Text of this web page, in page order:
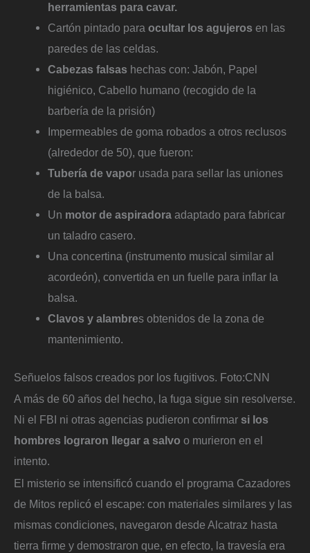
herramientas para cavar.
Cartón pintado paraocultar los agujeros en las
paredes de las celdas.
Cabezas falsas hechas con: Jabón, Papel
higiénico, Cabello humano (recogido de la
barbería de la prisión)
Impermeables de goma robados a otros reclusos
(alrededor de 50), que fueron:
Tubería de vapor usada para sellar las uniones
de la balsa.
Un motor de aspiradora adaptado para fabricar
un taladro casero.
Una concertina (instrumento musical similar al
acordeón), convertida en un fuelle para inflar la
balsa.
Clavos y alambres obtenidos de la zona de
mantenimiento.
Señuelos falsos creados por los fugitivos. Foto:CNN
A más de 60 años del hecho, la fuga sigue sin resolverse.
Ni el FBI ni otras agencias pudieron confirmar si los
hombres lograron llegar a salvo o murieron en el
intento.
El misterio se intensificó cuando el programa Cazadores
de Mitos replicó el escape: con materiales similares y las
mismas condiciones, navegaron desde Alcatraz hasta
tierra firme y demostraron que, en efecto, la travesía era